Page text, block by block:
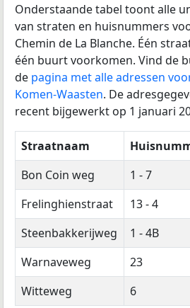
Onderstaande tabel toont alle
van straten en huisnummers
Chemin de La Blanche. Één
één buurt voorkomen. Vind de
de pagina met alle adressen
Komen-Waasten. De
recent bijgewerkt op 1 januari
Straatnaam
Bon Coin weg
1 - 7
Frelinghienstraat
13 - 4
Steenbakkerijweg
1 - 4B
Warnaveweg
23
Witteweg
6